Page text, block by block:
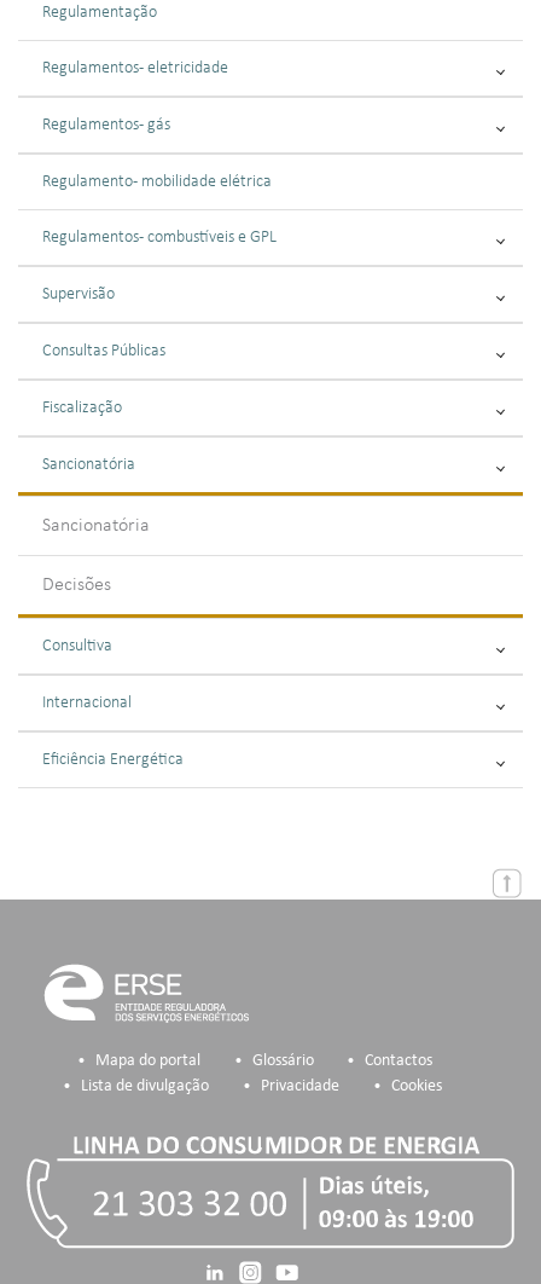
Regulamentação
Regulamentos - eletricidade
Regulamentos - gás
Regulamento - mobilidade elétrica
Regulamentos - combustíveis e GPL
Supervisão
Consultas Públicas
Fiscalização
Sancionatória
Sancionatória
Decisões
Consultiva
Internacional
Eficiência Energética
Mapa do portal Glossário
Contactos
Lista de divulgação
Privacidade Cookies